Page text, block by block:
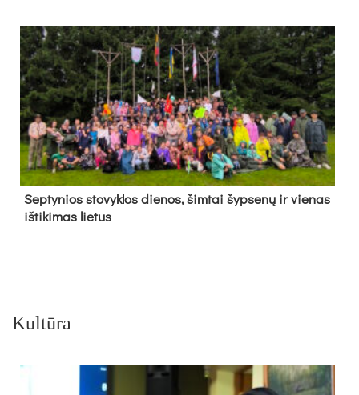
Sep­ty­nios sto­vyk­los die­nos, šim­tai šyp­se­nų ir vie­nas
iš­ti­ki­mas lie­tus
Kultūra